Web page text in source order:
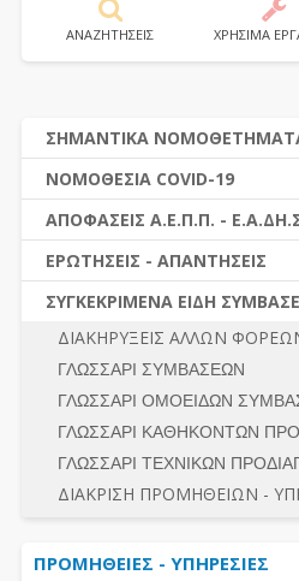
ΑΝΑΖΗΤΗΣΕΙΣ ΧΡΗΣΙΜΑ
ΣΗΜΑΝΤΙΚΑ
ΔΗΜΟΣΙΕΣ ΣΥΜΒΑΣΕΙΣ (Ν.
ΔΗΜΟΤΙΚΟΣ ΚΩΔΙΚΑΣ
ΚΑΛΛΙΚΡΑΤΗΣ (Ν.3852/2010)
ΝΟΜΟΘΕΣΙΑ - ΝΟΜΟΛΟΓΙΑ
ΝΟΜΟΘΕΣΙΑ COVID-19
ΝΟΜΟΘΕΣΙΑ - ΝΟΜΟΛΟΓΙΑ
ΕΡΩΤΗΣΕΙΣ - ΑΠΑΝΤΗΣΕΙΣ
ΑΠΟΦΑΣΕΙΣ Α.Ε.Π.Π. -
ΠΡΟΔΙΚΑΣΤΙΚΗ ΠΡΟΣΦΥΓΗ
ΓΕΝΙΚΟΙ ΚΑΝΟΝΕΣ
ΔΙΚΑΙΟΥΜΕΝΟΙ
ΠΡΟΣΦΟΡΕΣ –
ΔΙΕΞΑΓΩΓΗ ΔΙΑΔΙΚΑΣΙΑΣ
ΕΣΗΔΗΣ – ΚΗΜΔΗΣ
ΠΕΡΙΛΗΨΕΙΣ ΑΠΟΦΑΣΕΩΝ
ΣΥΝΟΛΟ
ΕΡΩΤΗΣΕΙΣ - ΑΠΑΝΤΗΣΕΙΣ
Ν. 4782/2021 - ΤΡΟΠΟΠΟΙΗΣΗ
ΔΙΕΞΑΓΩΓΗ ΔΙΑΔΙΚΑΣΙΑΣ
ΔΙΑΔΙΚΑΣΙΕΣ ΑΝΑΘΕΣΗΣ
ΓΕΝΙΚΟΙ ΚΑΝΟΝΕΣ
ΠΡΟΕΤΟΙΜΑΣΙΑ -
ΛΟΓΟΙ ΑΠΟΚΛΕΙΣΜΟΥ-
ΠΡΟΣΦΟΡΕΣ -
ΣΥΓΚΕΚΡΙΜΕΝΑ ΕΙΔΗ
ΔΙΑΚΗΡΥΞΕΙΣ ΑΛΛΩΝ
ΓΛΩΣΣΑΡΙ ΣΥΜΒΑΣΕΩΝ
ΓΛΩΣΣΑΡΙ ΟΜΟΕΙΔΩΝ
ΓΛΩΣΣΑΡΙ ΚΑΘΗΚΟΝΤΩΝ
ΓΛΩΣΣΑΡΙ ΤΕΧΝΙΚΩΝ
ΔΙΑΚΡΙΣΗ ΠΡΟΜΗΘΕΙΩΝ -
ΠΡΟΜΗΘΕΙΕΣ - ΥΠΗΡΕΣΙΕΣ